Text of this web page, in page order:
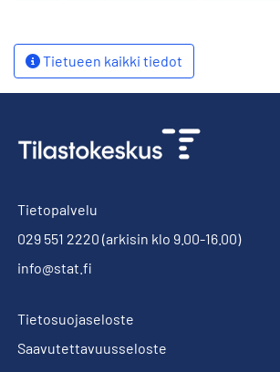
Tietueen kaikki tiedot
Tietopalvelu
029 551 2220 (arkisin klo 9.00-16.00)
info@stat.fi
Tietosuojaseloste
Saavutettavuusseloste